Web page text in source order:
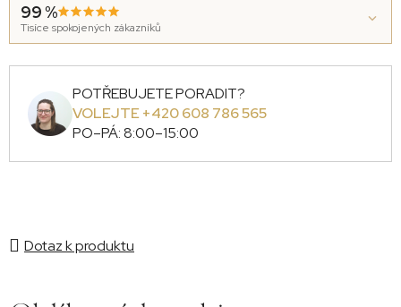
99 %
Tisíce spokojených zákazníků
POTŘEBUJETE PORADIT?
VOLEJTE +420 608 786 565
PO–PÁ: 8:00–15:00
Dotaz k produktu